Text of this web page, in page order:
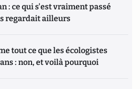
: ce qui s'est vraiment passé
regardait ailleurs
tout ce que les écologistes
: non, et voilà pourquoi